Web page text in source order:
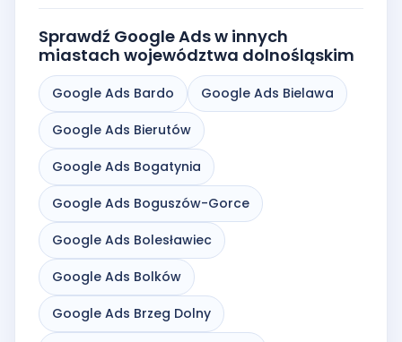
Sprawdź Google Ads w innych
miastach województwa dolnośląskim
Google Ads Bardo Google Ads Bielawa
Google Ads Bierutów
Google Ads Bogatynia
Google Ads Boguszów-Gorce
Google Ads Bolesławiec
Google Ads Bolków
Google Ads Brzeg Dolny